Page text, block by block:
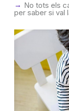
No tots els
per saber si val